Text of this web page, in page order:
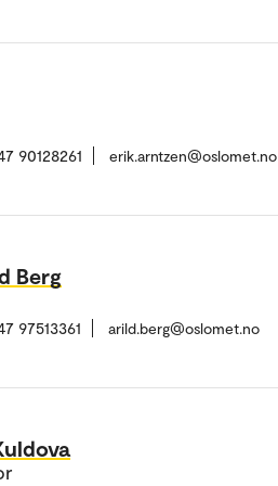
90128261 erik.arntzen@oslomet.no
Berg
97513361 arild.berg@oslomet.no